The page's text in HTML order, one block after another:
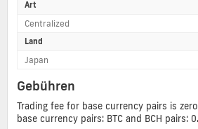
Art
Centralized
Land
Japan
Gebühren
Trading fee for base currency pairs is
base currency pairs: BTC and BCH pairs: